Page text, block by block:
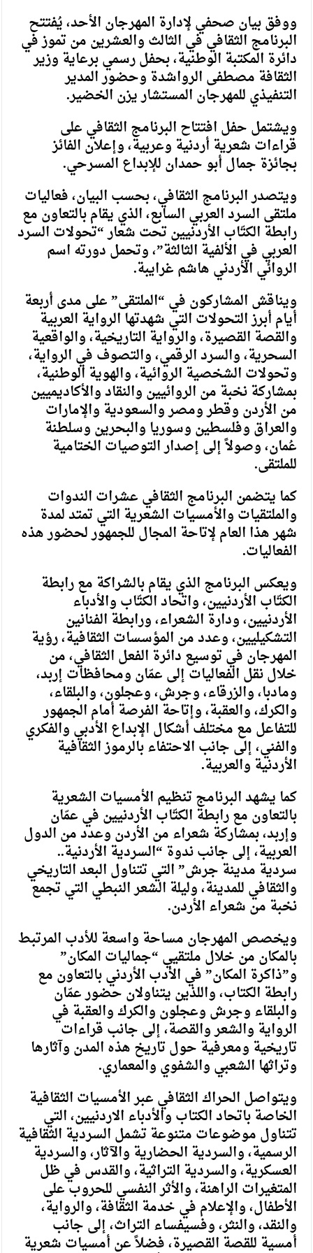
ووفق بيان صحفي لإدارة المهرجان الأحد، يُفتتح
البرنامج الثقافي في الثالث والعشرين من تموز في
دائرة المكتبة الوطنية، بحفل رسمي برعاية وزير
الثقافة مصطفى الرواشدة وحضور المدير
التنفيذي للمهرجان المستشار يزن الخضير.
ويشتمل حفل افتتاح البرنامج الثقافي على
قراءات شعرية أردنية وعربية، وإعلان الفائز
بجائزة جمال أبو حمدان للإبداع المسرحي.
ويتصدر البرنامج الثقافي، بحسب البيان، فعاليات
ملتقى السرد العربي السابع، الذي يقام بالتعاون مع
رابطة الكتّاب الأردنيين تحت شعار “تحولات السرد
العربي في الألفية الثالثة”، وتحمل دورته اسم
الروائي الأردني هاشم غرايبة.
ويناقش المشاركون في “الملتقى” على مدى أربعة
أيام أبرز التحولات التي شهدتها الرواية العربية
والقصة القصيرة، والرواية التاريخية، والواقعية
السحرية، والسرد الرقمي، والتصوف في الرواية،
وتحولات الشخصية الروائية، والهوية الوطنية،
بمشاركة نخبة من الروائيين والنقاد والأكاديميين
من الأردن وقطر ومصر والسعودية والإمارات
والعراق وفلسطين وسوريا والبحرين وسلطنة
عُمان، وصولاً إلى إصدار التوصيات الختامية
للملتقى.
كما يتضمن البرنامج الثقافي عشرات الندوات
والملتقيات والأمسيات الشعرية التي تمتد لمدة
شهر هذا العام لإتاحة المجال للجمهور لحضور هذه
الفعاليات.
ويعكس البرنامج الذي يقام بالشراكة مع رابطة
الكتّاب الأردنيين، واتحاد الكتّاب والأدباء
الأردنيين، ودارة الشعراء، ورابطة الفنانين
التشكيليين، وعدد من المؤسسات الثقافية، رؤية
المهرجان في توسيع دائرة الفعل الثقافي، من
خلال نقل الفعاليات إلى عمّان ومحافظات إربد،
ومادبا، والزرقاء، وجرش، وعجلون، والبلقاء،
والكرك، والعقبة، وإتاحة الفرصة أمام الجمهور
للتفاعل مع مختلف أشكال الإبداع الأدبي والفكري
والفني، إلى جانب الاحتفاء بالرموز الثقافية
الأردنية والعربية.
كما يشهد البرنامج تنظيم الأمسيات الشعرية
بالتعاون مع رابطة الكتّاب الأردنيين في عمّان
وإربد، بمشاركة شعراء من الأردن وعدد من الدول
العربية، إلى جانب ندوة “السردية الأردنية..
سردية مدينة جرش” التي تتناول البعد التاريخي
والثقافي للمدينة، وليلة الشعر النبطي التي تجمع
نخبة من شعراء الأردن.
ويخصص المهرجان مساحة واسعة للأدب المرتبط
بالمكان من خلال ملتقيي “جماليات المكان”
و”ذاكرة المكان” في الأدب الأردني بالتعاون مع
رابطة الكتاب، واللذين يتناولان حضور عمّان
والبلقاء وجرش وعجلون والكرك والعقبة في
الرواية والشعر والقصة، إلى جانب قراءات
تاريخية ومعرفية حول تاريخ هذه المدن وآثارها
وتراثها الشعبي والشفوي والمعماري.
ويتواصل الحراك الثقافي عبر الأمسيات الثقافية
الخاصة باتحاد الكتاب والأدباء الاردنيين، التي
تتناول موضوعات متنوعة تشمل السردية الثقافية
الرسمية، والسردية الحضارية والآثار، والسردية
العسكرية، والسردية التراثية، والقدس في ظل
المتغيرات الراهنة، والأثر النفسي للحروب على
الأطفال، والإعلام في خدمة الثقافة، والرواية،
والنقد، والنثر، وفسيفساء التراث، إلى جانب
أمسية للقصة القصيرة، فضلاً عن أمسيات شعرية